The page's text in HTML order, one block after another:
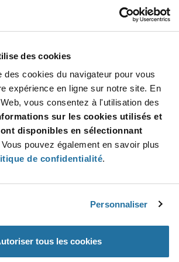
des cookies
des cookies du navigateur pour vous
expérience en ligne sur notre site. En
vous consentez à l'utilisation des
sur les cookies utilisés et
disponibles en sélectionnant
Vous pouvez également en savoir plus
de confidentialité.
Personnaliser
tous les cookies
À partir de : $177.31 (USD)
09 Series Military 2 Deck SP 3 Position Through
Quantité
More
Info
Increase
Button
Decrease
25BF22-Q-1-16C
Info
Increase
Button
Decrease